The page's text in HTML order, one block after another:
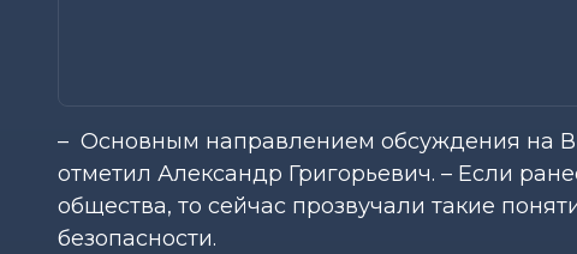
– Основным направлением обсуждения на
отметил Александр Григорьевич. – Если
общества, то сейчас прозвучали такие
безопасности.